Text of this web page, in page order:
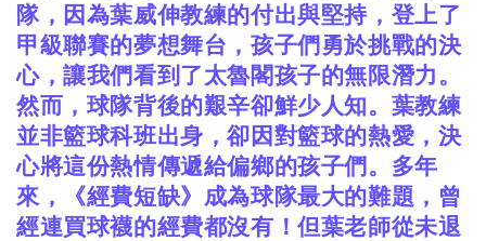
隊，因為葉威伸教練的付出與堅持，登上了
甲級聯賽的夢想舞台，孩子們勇於挑戰的決
心，讓我們看到了太魯閣孩子的無限潛力。
然而，球隊背後的艱辛卻鮮少人知。葉教練
並非籃球科班出身，卻因對籃球的熱愛，決
心將這份熱情傳遞給偏鄉的孩子們。多年
來，《經費短缺》成為球隊最大的難題，曾
經連買球襪的經費都沒有！但葉老師從未退